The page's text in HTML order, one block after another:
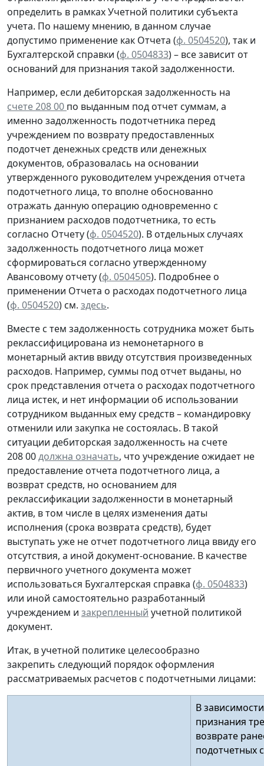
определить в рамках Учетной политики субъекта
учета. По нашему мнению, в данном случае
допустимо применение как Отчета (ф. 0504520), так и
Бухгалтерской справки (ф. 0504833) – все зависит от
оснований для признания такой задолженности.
Например, если дебиторская задолженность на
счете 208 00 по выданным под отчет суммам, а
именно задолженность подотчетника перед
учреждением по возврату предоставленных
подотчет денежных средств или денежных
документов, образовалась на основании
утвержденного руководителем учреждения отчета
подотчетного лица, то вполне обоснованно
отражать данную операцию одновременно с
признанием расходов подотчетника, то есть
согласно Отчету (ф. 0504520). В отдельных случаях
задолженность подотчетного лица может
сформироваться согласно утвержденному
Авансовому отчету(ф. 0504505). Подробнее о
применении Отчета о расходах подотчетного лица
(ф. 0504520) см. здесь.
Вместе с тем задолженность сотрудника может быть
реклассифицирована из немонетарного в
монетарный актив ввиду отсутствия произведенных
расходов. Например, суммы под отчет выданы, но
срок представления отчета о расходах подотчетного
лица истек, и нет информации об использовании
сотрудником выданных ему средств – командировку
отменили или закупка не состоялась. В такой
ситуации дебиторская задолженность на счете
208 00должна означать, что учреждение ожидает не
предоставление отчета подотчетного лица, а
возврат средств, но основанием для
реклассификации задолженности в монетарный
актив, в том числе в целях изменения даты
исполнения (срока возврата средств), будет
выступать уже не отчет подотчетного лица ввиду его
отсутствия, а иной документ-основание. В качестве
первичного учетного документа может
использоваться Бухгалтерская справка (ф. 0504833)
или иной самостоятельно разработанный
учреждением и закрепленный учетной политикой
документ.
Итак, в учетной политике целесообразно
закрепить следующий порядок оформления
рассматриваемых расчетов с подотчетными лицами:
В
признания
возврате
подотчетных